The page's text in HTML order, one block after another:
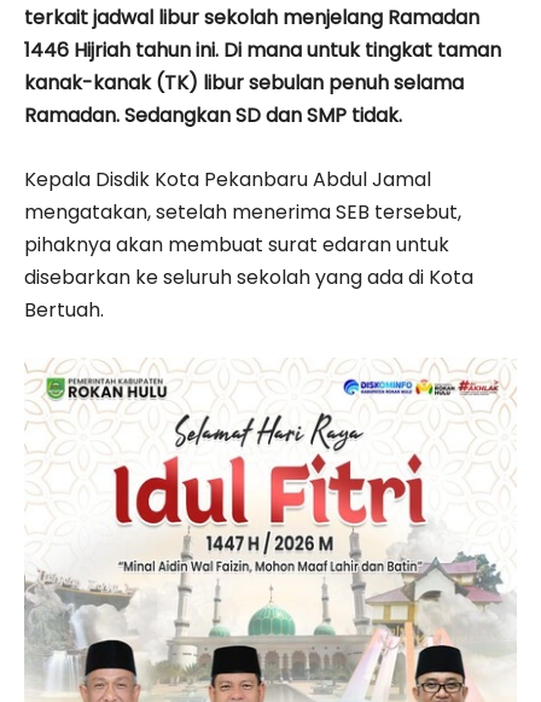
terkait jadwal libur sekolah menjelang Ramadan
1446 Hijriah tahun ini. Di mana untuk tingkat taman
kanak-kanak (TK) libur sebulan penuh selama
Ramadan. Sedangkan SD dan SMP tidak.
Kepala Disdik Kota Pekanbaru Abdul Jamal
mengatakan, setelah menerima SEB tersebut,
pihaknya akan membuat surat edaran untuk
disebarkan ke seluruh sekolah yang ada di Kota
Bertuah.